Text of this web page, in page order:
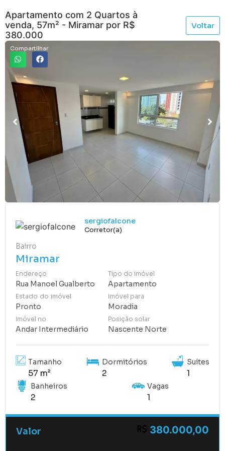
Apartamento com 2 Quartos à
venda, 57m² - Miramar por R$
380.000
Voltar
Compartilhar
sergiofalcone
Corretor(a)
Bairro
Miramar
Endereço
Rua Manoel Gualberto
Tipo do imóvel
Apartamento
Estado do imóvel
Pronto
Imóvel para
Moradia
Imóvel no
Andar Intermediário
Posição solar
Nascente Norte
Tamanho
57 m²
Dormitórios
2
Suítes
1
Banheiros
2
Vagas
1
Valor 380.000,00